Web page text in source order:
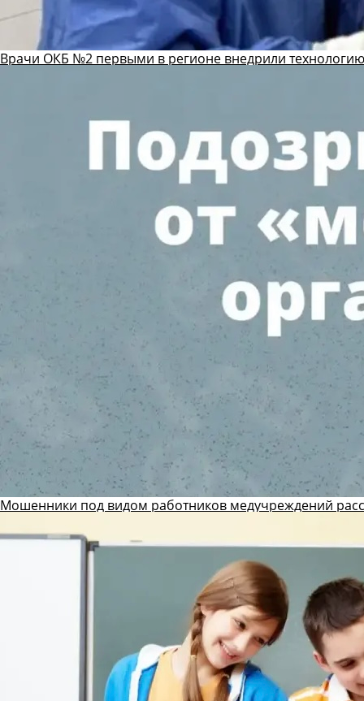
Врачи ОКБ №2 первыми в регионе внедрили
Мошенники под видом работников медучреждений